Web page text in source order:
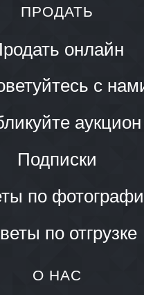
ПРОДАТЬ
онлайн
с
аукцион
Подписки
по
по отгрузке
О НАС